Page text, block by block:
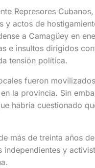
Represores
actos de
a Camagüey en
e insultos dirigidos
tensión política.
fueron
la provincia. Sin
habría cuestionado
más de treinta años
y